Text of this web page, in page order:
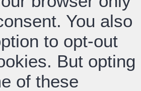
You also
to opt-out
But opting
of these